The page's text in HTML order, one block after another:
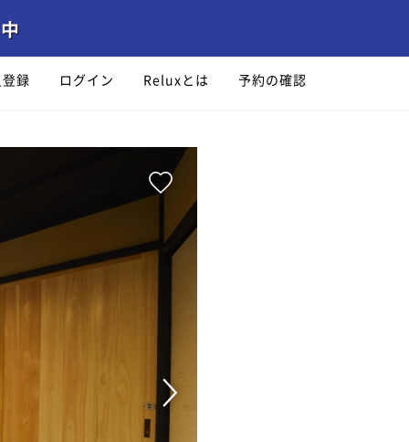
録 ログイン Reluxとは 予約の確認